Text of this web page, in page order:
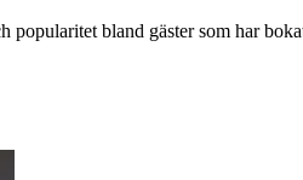
popularitet bland gäster som har